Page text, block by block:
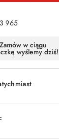
965
Wyślij
Zamów w ciągu
wyślemy dziś!